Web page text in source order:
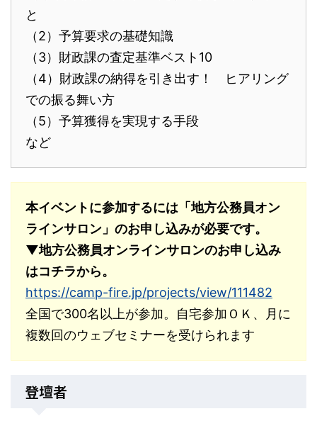
と
（2）予算要求の基礎知識
（3）財政課の査定基準ベスト10
（4）財政課の納得を引き出す！ ヒアリング
での振る舞い方
（5）予算獲得を実現する手段
など
本イベントに参加するには「地方公務員オン
ラインサロン」のお申し込みが必要です。
▼地方公務員オンラインサロンのお申し込み
はコチラから。
https://camp-fire.jp/projects/view/111482
全国で300名以上が参加。自宅参加ＯＫ、月に
複数回のウェブセミナーを受けられます
登壇者